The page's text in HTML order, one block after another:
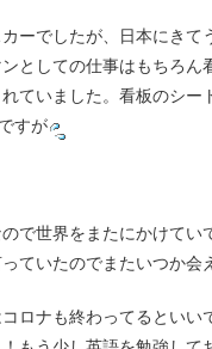
ーでしたが、日本にき
としての仕事はもちろ
ていました。看板のシ
すが
で世界をまたにかけて
ていたのでまたいつか
ロナも終わってるといい